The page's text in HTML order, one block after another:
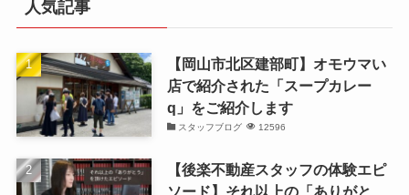
ブ
人気記事
【岡山市北区建部町】オモウマい
店で紹介された「スープカレー
q」をご紹介します
スタッフブログ 12596
【後楽不動産スタッフの体験エピ
ソード】それ以上の「ありがと